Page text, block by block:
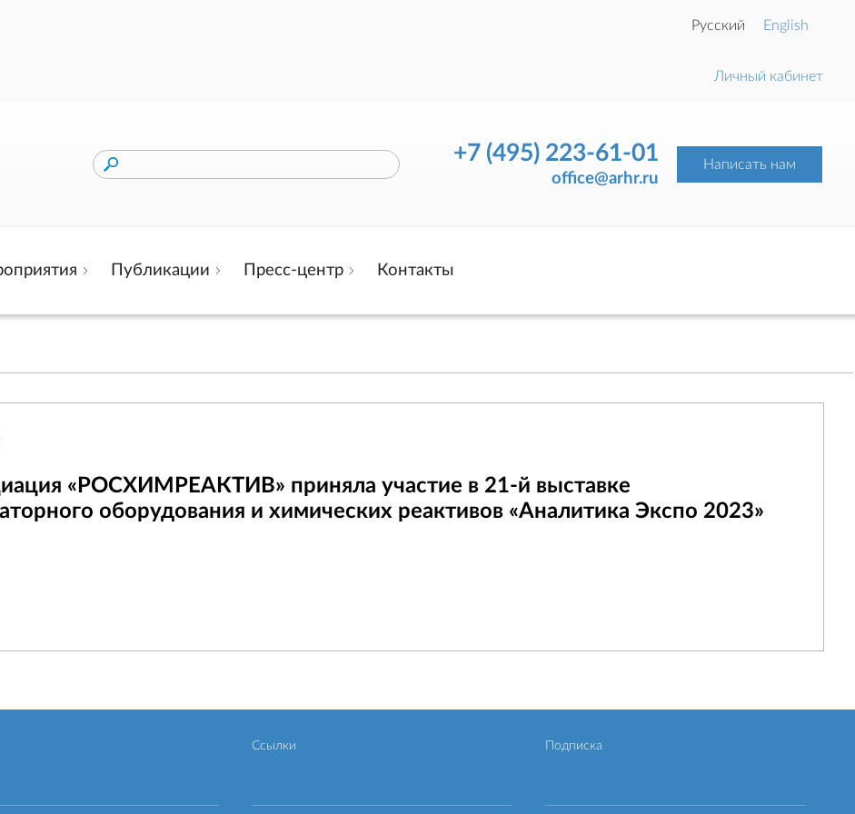
Русский English
Личный кабинет
+7 (495) 223-61-01
office@arhr.ru
Написать нам
Публикации Пресс-центр Контакты
«РОСХИМРЕАКТИВ» приняла участие в 21-й выставке
оборудования и химических реактивов «Аналитика Экспо 2023»
Ссылки Подписка